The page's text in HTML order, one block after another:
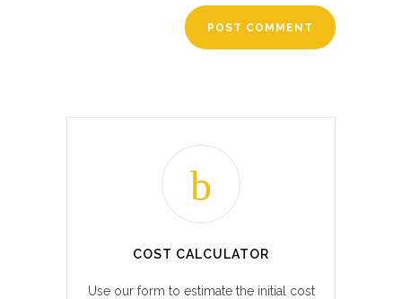
COST CALCULATOR
Use our form to estimate the initial cost